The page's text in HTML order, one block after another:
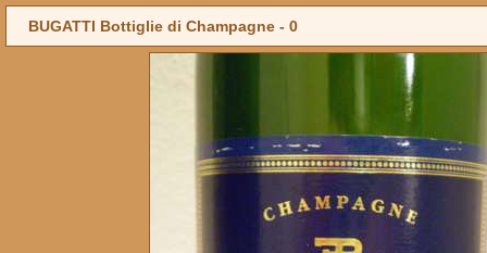
BUGATTI Bottiglie di Champagne - 0